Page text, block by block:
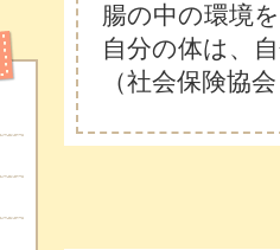
腸の中の環境
自分の体は
（社会保険協